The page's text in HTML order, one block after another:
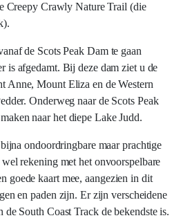
Creepy Crawly Nature Trail (die
de Scots Peak Dam te gaan
is afgedamt. Bij deze dam ziet u de
Anne, Mount Eliza en de Western
Onderweg naar de Scots Peak
naar het diepe Lake Judd.
ondoordringbare maar prachtige
rekening met het onvoorspelbare
goede kaart mee, aangezien in dit
en paden zijn. Er zijn verscheidene
South Coast Track de bekendste is.